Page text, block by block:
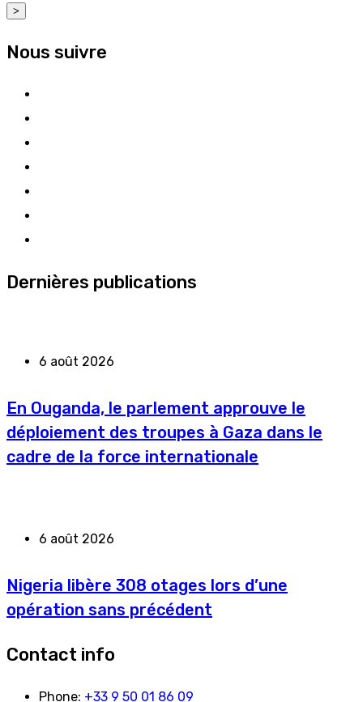
>
Nous suivre
Dernières publications
6 août 2026
En Ouganda, le parlement approuve le
déploiement des troupes à Gaza dans le
cadre de la force internationale
6 août 2026
Nigeria libère 308 otages lors d’une
opération sans précédent
Contact info
Phone: +33 9 50 01 86 09